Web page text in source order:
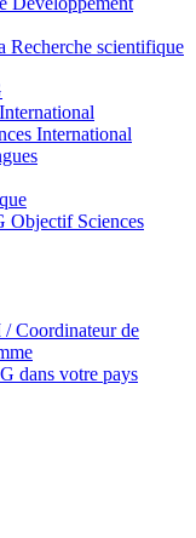
Recherche scientifique
International
Objectif Sciences
Coordinateur de
dans votre pays